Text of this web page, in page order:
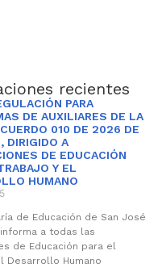
recientes
PARA
DE AUXILIARES DE LA
010 DE 2026 DE
DIRIGIDO A
DE EDUCACIÓN
Y EL
HUMANO
de Educación de San José
a todas las
de Educación para el
Desarrollo Humano